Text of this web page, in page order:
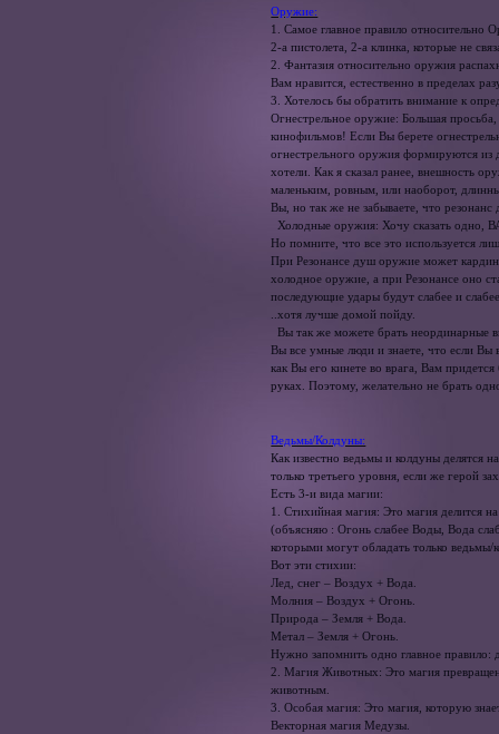
Оружие:
1. Самое главное правило относительно
2-а пистолета, 2-а клинка, которые не
2. Фантазия относительно оружия
Вам нравится, естественно в пределах
3. Хотелось бы обратить внимание к
Огнестрельное оружие: Большая
кинофильмов! Если Вы берете
огнестрельного оружия формируются
хотели. Как я сказал ранее, внешность
маленьким, ровным, или наоборот,
Вы, но так же не забываете, что
Холодные оружия: Хочу сказать
Но помните, что все это используется
При Резонансе душ оружие может
холодное оружие, а при Резонансе оно
последующие удары будут слабее и
..хотя лучше домой пойду.
Вы так же можете брать неординарные
Вы все умные люди и знаете, что если Вы
как Вы его кинете во врага, Вам
руках. Поэтому, желательно не брать
Ведьмы/Колдуны:
Как известно ведьмы и колдуны делятся
только третьего уровня, если же герой
Есть 3-и вида магии:
1. Стихийная магия: Это магия делится
(объясняю : Огонь слабее Воды, Вода
которыми могут обладать только
Вот эти стихии:
Лед, снег – Воздух + Вода.
Молния – Воздух + Огонь.
Природа – Земля + Вода.
Метал – Земля + Огонь.
Нужно запомнить одно главное правило:
2. Магия Животных: Это магия
животным.
3. Особая магия: Это магия, которую
Векторная магия Медузы.